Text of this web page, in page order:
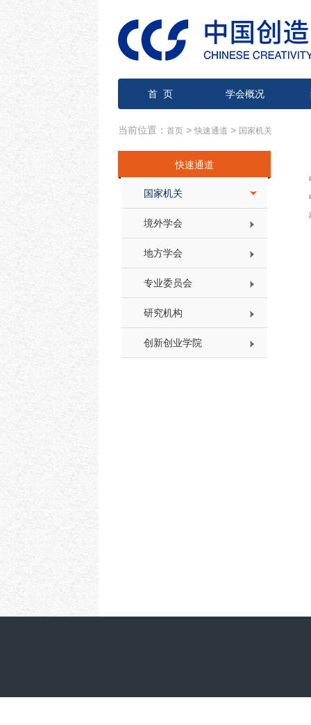
首 页 学会概况
当前位置： 首页 > 快速通道 > 国家机关
快速通道
国家机关
境外学会
地方学会
专业委员会
研究机构
创新创业学院